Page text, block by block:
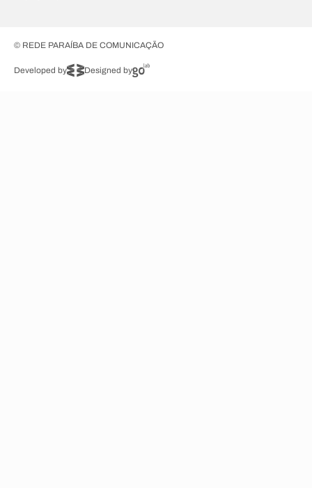
© REDE PARAÍBA DE COMUNICAÇÃO
Developed by Designed by